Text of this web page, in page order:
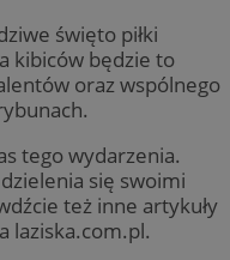
święto piłki
kibiców będzie to
oraz wspólnego
tego wydarzenia.
się swoimi
też inne artykuły
laziska.com.pl.